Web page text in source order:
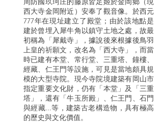
西大寺金岡附近）安奉了觀音像。於西元
777年在現址建立了殿堂；由於該地點是
建於曾埋入犀牛角以鎮守土地之處，故最
初稱為「犀戴寺」，據說後來根據後鳥羽
上皇的祈願文，改名為「西大寺」，而當
時已建有本堂、常行堂、三重塔、鐘樓、
經藏、仁王門等設施，可見是當地頗具規
模的大型寺院。現今寺院境建築有岡山市
指定重要文化財，仍有「本堂」及「三重
塔」，還有「牛玉所殿」、仁王門、石門
與經藏...等，建築古老構造物，具有極高
的歷史與文化價值。